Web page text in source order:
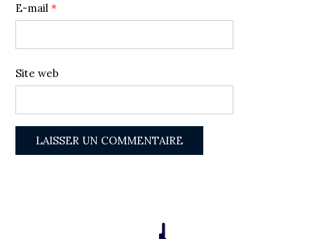
E-mail *
Site web